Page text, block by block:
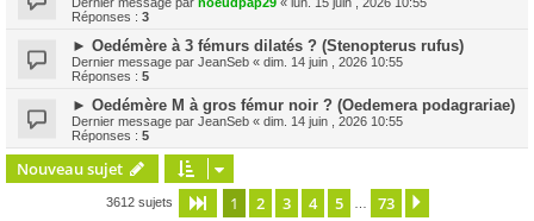
Réponses : 3
► Oedémère à 3 fémurs dilatés ? (Stenopterus rufus)
Dernier message par JeanSeb « dim. 14 juin , 2026 10:55
Réponses : 5
► Oedémère M à gros fémur noir ? (Oedemera podagrariae)
Dernier message par JeanSeb « dim. 14 juin , 2026 10:55
Réponses : 5
Nouveau sujet
3612 sujets Page 1sur73
1 2 3 4 5 73